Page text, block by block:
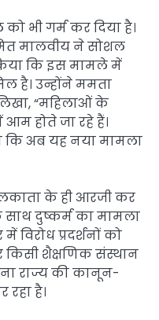
भी गर्म कर दिया है।
मालवीय ने सोशल
किया कि इस मामले में
है। उन्होंने ममता
“महिलाओं के
होते जा रहे हैं।
कि अब यह नया मामला
के ही आरजी कर
दुष्कर्म का मामला
प्रदर्शनों को
किसी शैक्षणिक संस्थान
राज्य की कानून-
है।